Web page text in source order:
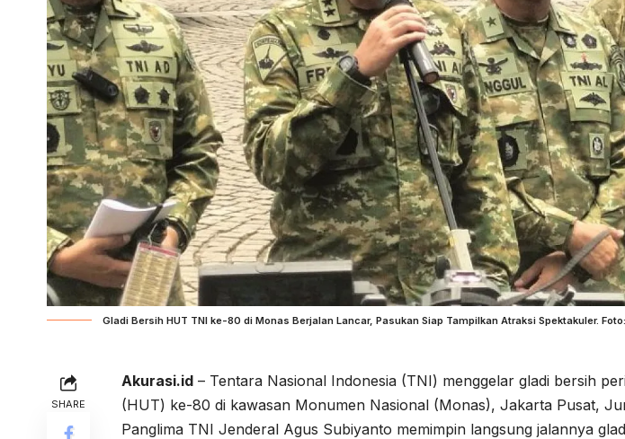
Gladi Bersih HUT TNI ke-80 di Monas Berjalan Lancar, Pasukan Siap Tampilkan Atraksi Spektakuler.
SHARE
Akurasi.id – Tentara Nasional Indonesia (TNI) menggelar gladi bersih
(HUT) ke-80 di kawasan Monumen Nasional (Monas), Jakarta Pusat,
Panglima TNI Jenderal Agus Subiyanto memimpin langsung jalannya